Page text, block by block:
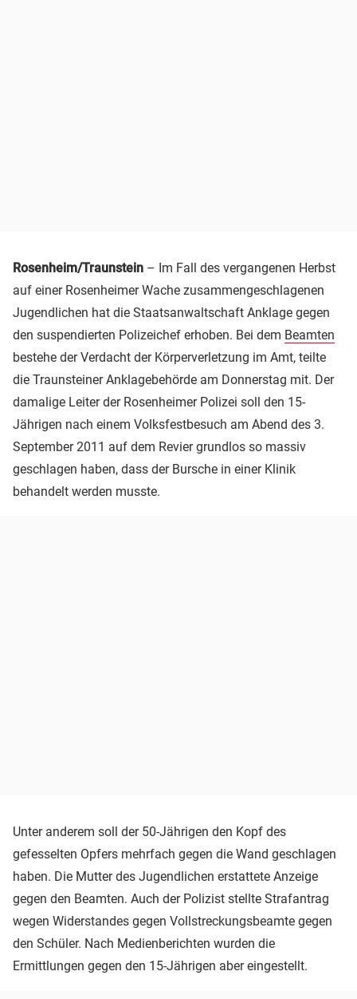
Rosenheim/Traunstein – Im Fall des vergangenen Herbst
auf einer Rosenheimer Wache zusammengeschlagenen
Jugendlichen hat die Staatsanwaltschaft Anklage gegen
den suspendierten Polizeichef erhoben. Bei dem Beamten
bestehe der Verdacht der Körperverletzung im Amt, teilte
die Traunsteiner Anklagebehörde am Donnerstag mit. Der
damalige Leiter der Rosenheimer Polizei soll den 15-
Jährigen nach einem Volksfestbesuch am Abend des 3.
September 2011 auf dem Revier grundlos so massiv
geschlagen haben, dass der Bursche in einer Klinik
behandelt werden musste.
Unter anderem soll der 50-Jährigen den Kopf des
gefesselten Opfers mehrfach gegen die Wand geschlagen
haben. Die Mutter des Jugendlichen erstattete Anzeige
gegen den Beamten. Auch der Polizist stellte Strafantrag
wegen Widerstandes gegen Vollstreckungsbeamte gegen
den Schüler. Nach Medienberichten wurden die
Ermittlungen gegen den 15-Jährigen aber eingestellt.